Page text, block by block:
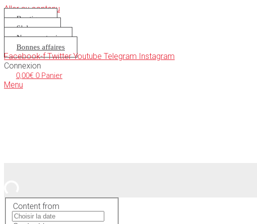
Aller au contenu
Boutique
S’abonner
Nous soutenir
Bonnes affaires
Facebook-f Twitter Youtube Telegram Instagram
Connexion
0,00€ 0 Panier
Menu
Content from